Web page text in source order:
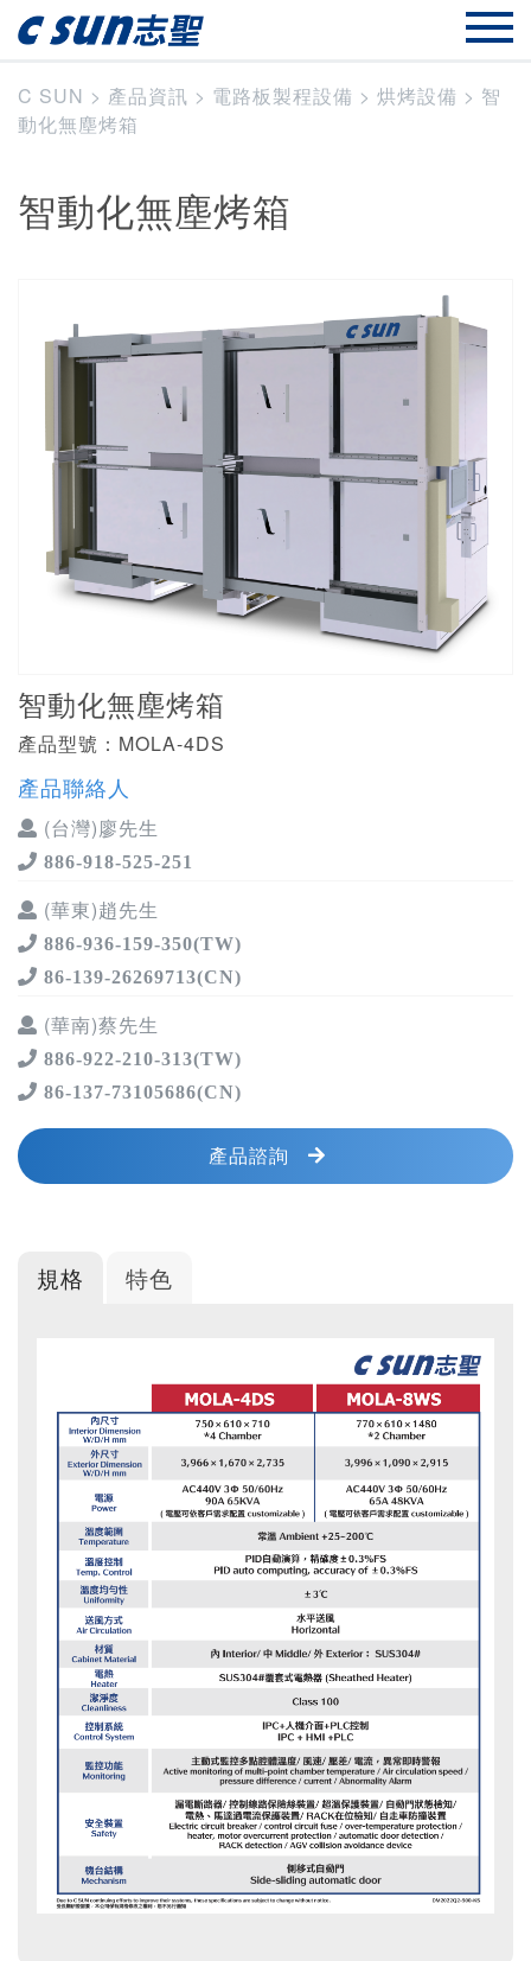
C SUN > 產品資訊 > 電路板製程設備 > 烘烤設備 > 智
動化無塵烤箱
智動化無塵烤箱
智動化無塵烤箱
產品型號：MOLA-4DS
產品聯絡人
(台灣)廖先生
886-918-525-251
(華東)趙先生
886-936-159-350(TW)
86-139-26269713(CN)
(華南)蔡先生
886-922-210-313(TW)
86-137-73105686(CN)
產品諮詢
規格 特色